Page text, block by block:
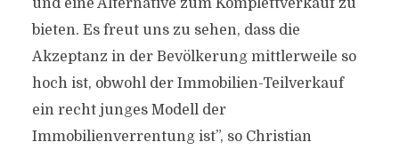
und eine Alternative zum Komplettverkauf zu
bieten. Es freut uns zu sehen, dass die
Akzeptanz in der Bevölkerung mittlerweile so
hoch ist, obwohl der Immobilien-Teilverkauf
ein recht junges Modell der
Immobilienverrentung ist”, so Christian